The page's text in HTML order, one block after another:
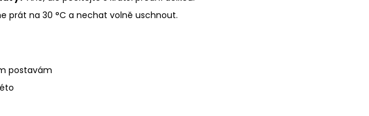
prát na 30 °C a nechat volně uschnout.
postavám